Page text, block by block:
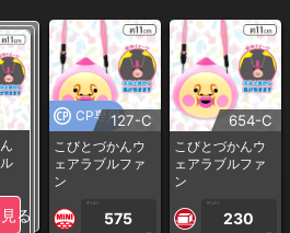
る
CP専用127-C
こびとづかんウ
ェアラブルファ
ン
1PLAY
575
654-C
こびとづかんウ
ェアラブルファ
ン
1PLAY
230